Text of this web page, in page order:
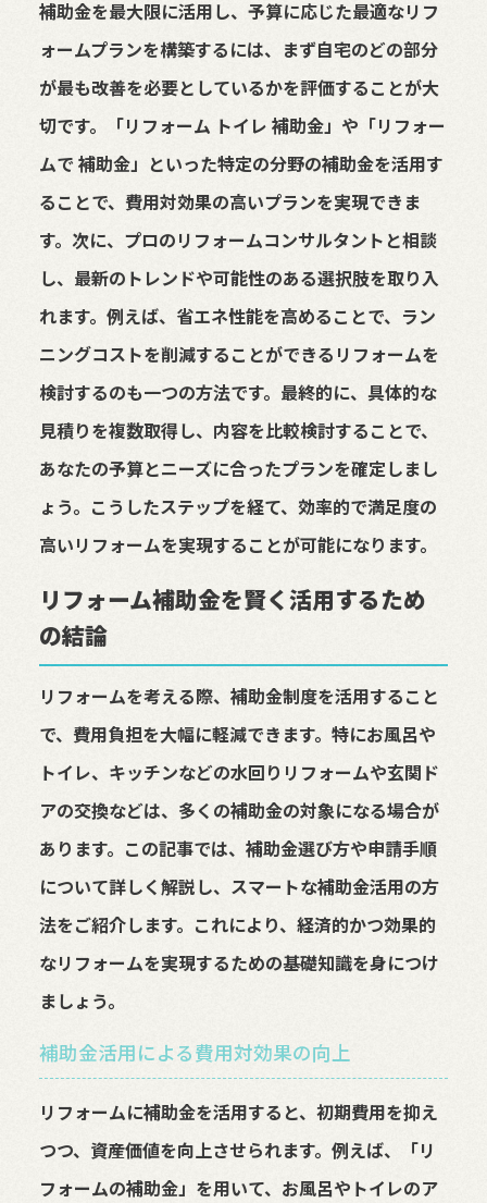
補助金を最大限に活用し、予算に応じた最適なリフ
ォームプランを構築するには、まず自宅のどの部分
が最も改善を必要としているかを評価することが大
切です。「リフォーム トイレ 補助金」や「リフォー
ムで 補助金」といった特定の分野の補助金を活用す
ることで、費用対効果の高いプランを実現できま
す。次に、プロのリフォームコンサルタントと相談
し、最新のトレンドや可能性のある選択肢を取り入
れます。例えば、省エネ性能を高めることで、ラン
ニングコストを削減することができるリフォームを
検討するのも一つの方法です。最終的に、具体的な
見積りを複数取得し、内容を比較検討することで、
あなたの予算とニーズに合ったプランを確定しまし
ょう。こうしたステップを経て、効率的で満足度の
高いリフォームを実現することが可能になります。
リフォーム補助金を賢く活用するため
の結論
リフォームを考える際、補助金制度を活用すること
で、費用負担を大幅に軽減できます。特にお風呂や
トイレ、キッチンなどの水回りリフォームや玄関ド
アの交換などは、多くの補助金の対象になる場合が
あります。この記事では、補助金選び方や申請手順
について詳しく解説し、スマートな補助金活用の方
法をご紹介します。これにより、経済的かつ効果的
なリフォームを実現するための基礎知識を身につけ
ましょう。
補助金活用による費用対効果の向上
リフォームに補助金を活用すると、初期費用を抑え
つつ、資産価値を向上させられます。例えば、「リ
フォームの補助金」を用いて、お風呂やトイレのア